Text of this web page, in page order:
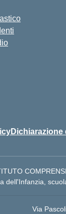
dell'Infanzia,
Via